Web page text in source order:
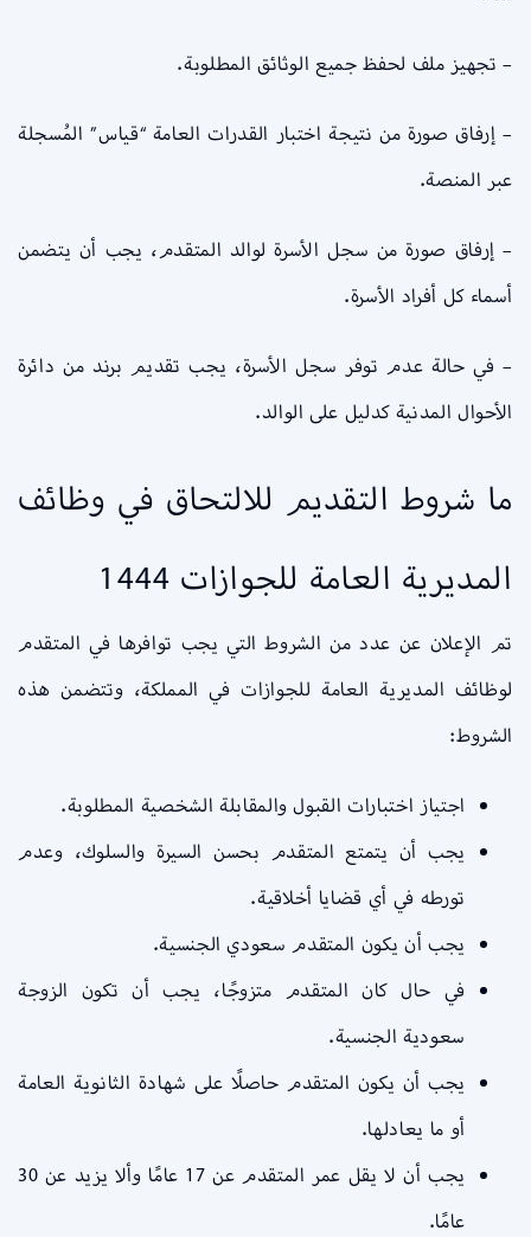
– تجهيز ملف لحفظ جميع الوثائق المطلوبة.
– إرفاق صورة من نتيجة اختبار القدرات العامة “قياس” المُسجلة
عبر المنصة.
– إرفاق صورة من سجل الأسرة لوالد المتقدم، يجب أن يتضمن
أسماء كل أفراد الأسرة.
– في حالة عدم توفر سجل الأسرة، يجب تقديم برند من دائرة
الأحوال المدنية كدليل على الوالد.
ما شروط التقديم للالتحاق في وظائف
المديرية العامة للجوازات 1444
تم الإعلان عن عدد من الشروط التي يجب توافرها في المتقدم
لوظائف المديرية العامة للجوازات في المملكة، وتتضمن هذه
الشروط:
اجتياز اختبارات القبول والمقابلة الشخصية المطلوبة.
يجب أن يتمتع المتقدم بحسن السيرة والسلوك، وعدم
تورطه في أي قضايا أخلاقية.
يجب أن يكون المتقدم سعودي الجنسية.
في حال كان المتقدم متزوجًا، يجب أن تكون الزوجة
سعودية الجنسية.
يجب أن يكون المتقدم حاصلًا على شهادة الثانوية العامة
أو ما يعادلها.
يجب أن لا يقل عمر المتقدم عن 17 عامًا وألا يزيد عن 30
عامًا.